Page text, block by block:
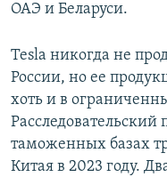
ОАЭ и Беларуси.
Tesla никогда не
России, но ее
хоть и в
таможенных базах
Китая в 2023 году.